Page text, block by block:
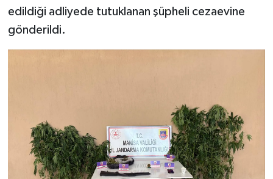
edildiği adliyede tutuklanan şüpheli cezaevine
gönderildi.